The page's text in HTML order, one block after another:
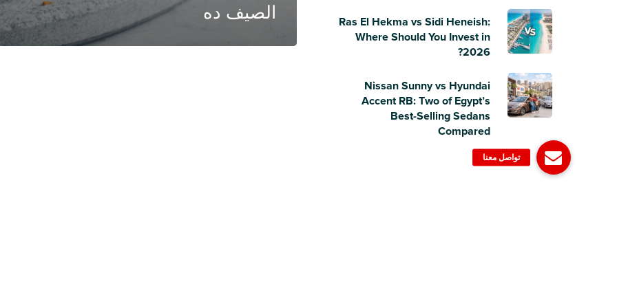
الصيف ده
Ras El Hekma vs Sidi Heneish:
Where Should You Invest in
2026?
Nissan Sunny vs Hyundai
Accent RB: Two of Egypt’s
Best-Selling Sedans
Compared